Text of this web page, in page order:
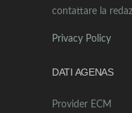
contattare la
Privacy Policy
DATI AGENAS
Provider ECM